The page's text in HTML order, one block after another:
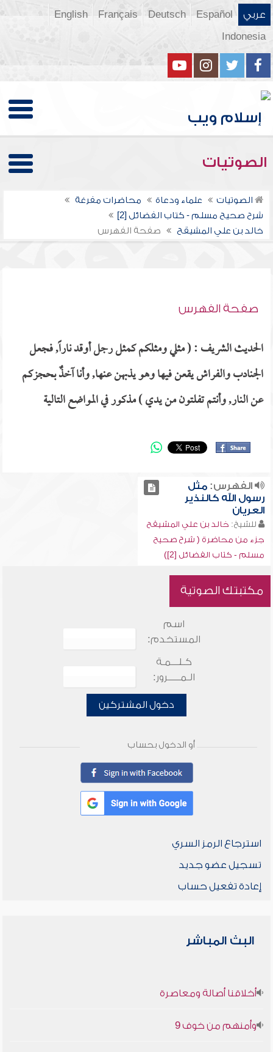
عربي Español
Deutsch
Français
English
Indonesia
الصوتيات
الصوتيات علماء ودعاة
محاضرات مفرغة
شرح صحيح مسلم - كتاب الفضائل [2]
خالد بن علي المشيقح
صفحة الفهرس
صفحة الفهرس
الحديث الشريف : ( مثلي ومثلكم كمثل رجل أوقد ناراً, فجعل
الجنادب والفراش يقعن فيها وهو يذبهن عنها, وأنا آخذٌ بحجزكم
عن النار, وأنتم تفلتون من يدي ) مذكور في المواضع التالية
الفهرس:مثل
رسول الله كالنذير
العريان
للشيخ: خالد بن علي المشيقح
جزء من محاضرة ( شرح صحيح
مسلم - كتاب الفضائل [2])
مكتبتك الصوتية
اسم
المستخدم:
كـلـــمـة
الـمـــــرور:
دخول المشتركين
أو الدخول بحساب
استرجاع الرمز السري
تسجيل عضو جديد
إعادة تفعيل حساب
البث المباشر
أخلاقنا أصالة ومعاصرة
وأمنهم من خوف 9